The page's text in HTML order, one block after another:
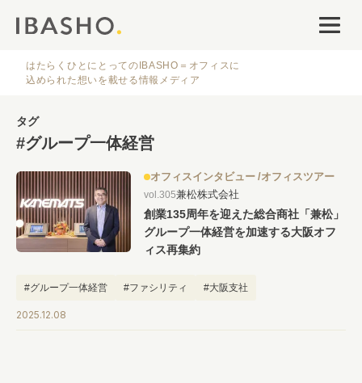
ファシリティナレッジ
IBASHOについて
人気のタグ
はたらくひとにとってのIBASHO＝オフィスに
込められた想いを載せる情報メディア
タグ
#グループ一体経営
オフィスインタビュー オフィスツアー
vol.305兼松株式会社
創業135周年を迎えた総合商社「兼松」
グループ一体経営を加速する大阪オフ
ィス再集約
#グループ一体経営 #ファシリティ #大阪支社
2025.12.08